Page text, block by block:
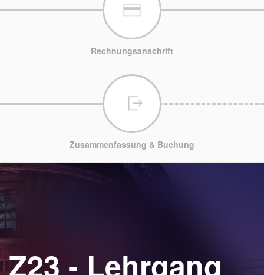
Rechnungsanschrift
Zusammenfassung & Buchung
Z23 - Lehrgang